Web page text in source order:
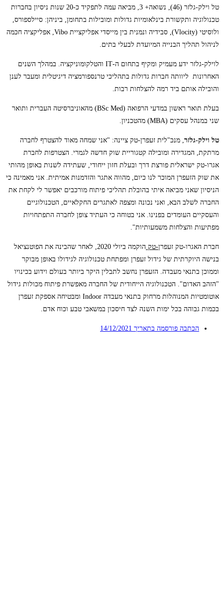
טל וילק-גלזר (46), נשואה+ 3, מביאה עמה לתפקיד כ-20 שנות ניסיון בחברות
טכנולוגיה ותקשורת בינלאומיות גדולות ומובילות בתחומן, ביניהן: סיילספורס,
ולוסיטי (Vlocity), סבידיה ונמנית בין מייסדי אפליקציית Vibo, אפליקציה חכמה
לניהול תהליך הבנייה המיועדת לבעלי בתים.
לוילק-גלזר ידע מעמיק ומקיף בתחום ה-IT והטלקומוניקציה. במהלך השנים
האחרונות ליוותה חברות גדולות בתהליכי טרנספורמציה דיגיטלית ומעבר לענן
והובילה אותם ביד רמה להצלחות רבות.
בעלת תואר ראשון במדעי הרפואה (BSc Med) מהאוניברסיטה העברית ותואר
שני במנהל עסקים (MBA) מהטכניון.
טל וילק-גלזר, מנכ"לית זעפרן-טק ציינה: "אני שמחה מאוד להצטרף לחברה
מרתקת, המגדירה ומובילה קטגוריית שוק חדשה לגמרי. הצטרפות לחברת
אגרו-טק ישראלית פורצת דרך ובעלת חזון ייחודי, שעתידה לשנות באופן מהותי
את שוק הזעפרן המוכר לנו כיום, מהווה אתגר והזדמנות אמיתית. אני מאמינה כי
הניסיון שאני מביאה איתי בהובלת תהליכי פיתוח מורכבים יאפשר לי לקחת את
החברה לשלב הבא, ואני נכונה ומצפה לאתגרים החקלאיים, הטכנולוגיים
והעסקיים העומדים בפנינו. אני בטוחה כי העתיד צופן לחברה התפתחויות
מפתיעות והצלחות משמעותיות".
חברת האגרו-טק זעפרן-טק
הוקמה ביולי 2020, לאחר שהבינה את הפוטנציאל
בנישה היוקרתית של גידול זעפרן ומפתחת טכנולוגיה לגידולו באופן מבוקר
וממוכן בתנאי מעבדה. הזעפרן נחשב לתבלין היקר ביותר בעולם וידוע בכינויו
"הזהב האדום". הטכנולוגיה הייחודית של החברה מאפשרת פיתוח מכולות גידול
אוטומטיות המנוהלות מרחוק בתנאי מעבדה Indoor ומבטיחה אספקת זעפרן
בכמות גבוהה בכל ימות השנה לצד חיסכון במשאבי טבע וכוח אדם.
הכתבה פורסמה בתאריך 14/12/2021